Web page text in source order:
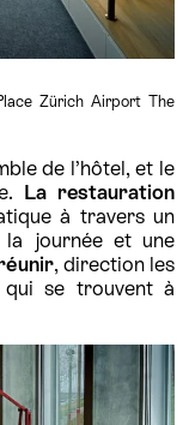
Zürich Airport The
de l’hôtel, et le
La restauration
à travers un
journée et une
, direction les
qui se trouvent à